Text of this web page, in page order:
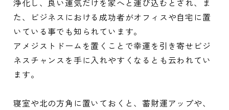
た、ビジネスにおける成功者がオフィスや自宅に置
いている事でも知られています。
アメジストドームを置くことで幸運を引き寄せビジ
ネスチャンスを手に入れやすくなるとも云われてい
ます。
寝室や北の方角に置いておくと、蓄財運アップや、